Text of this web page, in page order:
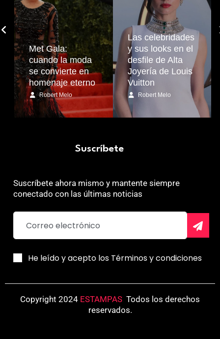
Met Gala:
cuando la moda
se convierte en
homenaje eterno
Robert Melo
Las celebridades
y sus looks en el
desfile de Alta
Joyería de Louis
Vuitton
Robert Melo
Suscríbete
Suscríbete ahora mismo y mantente siempre
conectado con las últimas noticias
He leído y acepto los Términos y condiciones
Copyright 2024 ESTAMPAS Todos los derechos
reservados.